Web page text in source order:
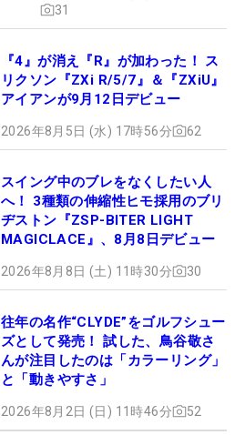
31
『4』が消え『R』が加わった！ ス
リクソン『ZXi R/5/7』＆『ZXiU』
アイアンが9月12日デビュー
2026年8月5日 (水) 17時56分 62
スイング中のブレをなくしたい人
へ！ 3種類の伸縮性ヒモ採用のブリ
ヂストン『ZSP-BITER LIGHT
MAGICLACE』、8月8日デビュー
2026年8月8日 (土) 11時30分 30
往年の名作“CLYDE”をゴルフシュー
ズとして発売！ 試した、鳥谷敬さ
んが注目したのは「カラーリング」
と「動きやすさ」
2026年8月2日 (日) 11時46分 52